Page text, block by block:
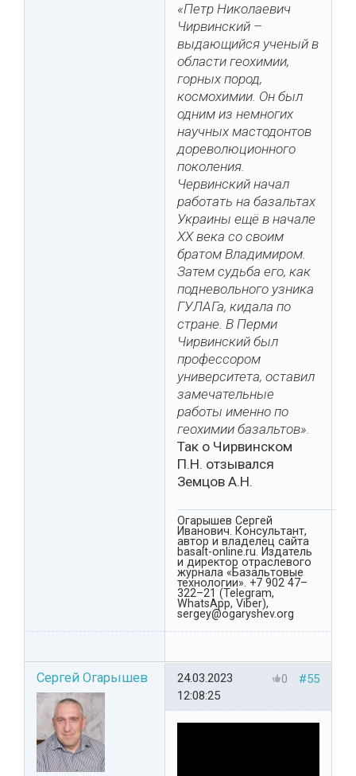
«Петр Николаевич
Чирвинский –
выдающийся ученый в
области геохимии,
горных пород,
космохимии. Он был
одним из немногих
научных мастодонтов
дореволюционного
поколения.
Червинский начал
работать на базальтах
Украины ещё в начале
XX века со своим
братом Владимиром.
Затем судьба его, как
подневольного узника
ГУЛАГа, кидала по
стране. В Перми
Чирвинский был
профессором
университета, оставил
замечательные
работы именно по
геохимии базальтов».
Так о Чирвинском
П.Н. отзывался
Земцов А.Н.
Огарышев Сергей
Иванович. Консультант,
автор и владелец сайта
basalt-online.ru. Издатель
и директор отраслевого
журнала «Базальтовые
технологии». +7 902 47–
322–21 (Telegram,
WhatsApp, Viber),
sergey@ogaryshev.org
Сергей Огарышев #55
0
24.03.2023
12:08:25